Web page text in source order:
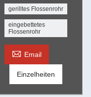
gerilltes Flossenrohr
eingebettetes
Flossenrohr
 Email
Einzelheiten